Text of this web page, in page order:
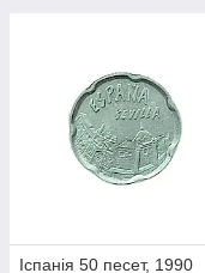
Іспанія 50 песет, 1990